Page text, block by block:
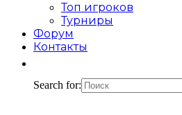
Топ игроков
Турниры
Форум
Контакты
Search for: